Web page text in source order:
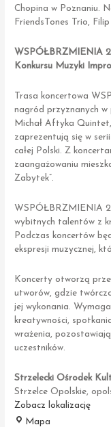
Chopina w Poznaniu.
FriendsTones Trio,
WSPÓŁBRZMIENIA
Konkursu Muzyki
Trasa koncertowa
nagród przyznanych w
Michał Aftyka
zaprezentują się w
całej Polski. Z
zaangażowaniu
Zabytek”.
WSPÓŁBRZMIENIA
wybitnych talentów z
Podczas koncertów
ekspresji muzycznej,
Koncerty otworzą
utworów, gdzie
jej wykonania.
kreatywności,
wrażenia,
uczestników.
Strzelecki Ośrodek
Strzelce Opolskie,
Zobacz lokalizację
Mapa